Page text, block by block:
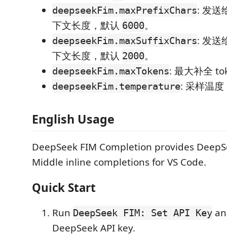
deepseekFim.maxPrefixChars: 发送
下文长度，默认 6000。
deepseekFim.maxSuffixChars: 发送
下文长度，默认 2000。
deepseekFim.maxTokens: 最大补全
deepseekFim.temperature: 采样温
English Usage
DeepSeek FIM Completion provides
Middle inline completions for VS Code.
Quick Start
Run DeepSeek FIM: Set API Key
DeepSeek API key.